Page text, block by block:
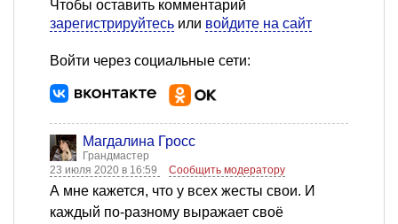
Чтобы оставить комментарий
зарегистрируйтесь или войдите на сайт
Войти через социальные сети:
Магдалина Гросс
Грандмастер
23 июля 2020 в 16:59
Сообщить модератору
А мне кажется, что у всех жесты свои. И
каждый по-разному выражает своё